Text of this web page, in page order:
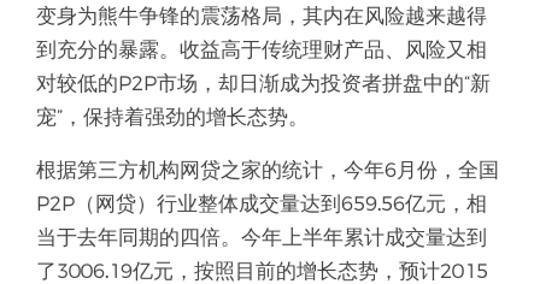
变身为熊牛争锋的震荡格局，其内在风险越来越得
到充分的暴露。收益高于传统理财产品、风险又相
对较低的P2P市场，却日渐成为投资者拼盘中的“新
宠”，保持着强劲的增长态势。
根据第三方机构网贷之家的统计，今年6月份，全国
P2P（网贷）行业整体成交量达到659.56亿元，相
当于去年同期的四倍。今年上半年累计成交量达到
了3006.19亿元，按照目前的增长态势，预计2015